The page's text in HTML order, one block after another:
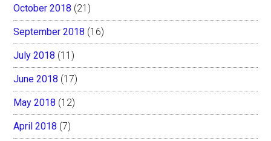
October 2018 (21)
September 2018 (16)
July 2018 (11)
June 2018 (17)
May 2018 (12)
April 2018 (7)